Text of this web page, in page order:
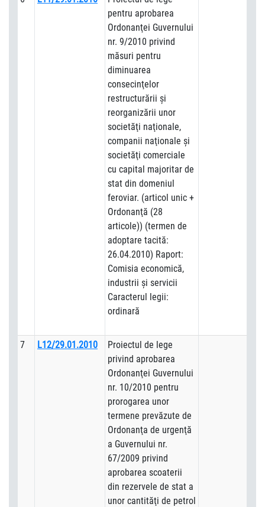
pentru aprobarea
Ordonanţei Guvernului
nr. 9/2010 privind
măsuri pentru
diminuarea
consecinţelor
restructurării şi
reorganizării unor
societăţi naţionale,
companii naţionale şi
societăţi comerciale
cu capital majoritar de
stat din domeniul
feroviar. (articol unic +
Ordonanţă (28
articole)) (termen de
adoptare tacită:
26.04.2010) Raport:
Comisia economică,
industrii şi servicii
Caracterul legii:
ordinară
7 L12/29.01.2010
Proiectul de lege
privind aprobarea
Ordonanţei Guvernului
nr. 10/2010 pentru
prorogarea unor
termene prevăzute de
Ordonanţa de urgenţă
a Guvernului nr.
67/2009 privind
aprobarea scoaterii
din rezervele de stat a
unor cantităţi de petrol